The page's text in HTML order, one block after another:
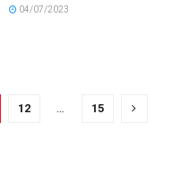
04/07/2023
12 … 15